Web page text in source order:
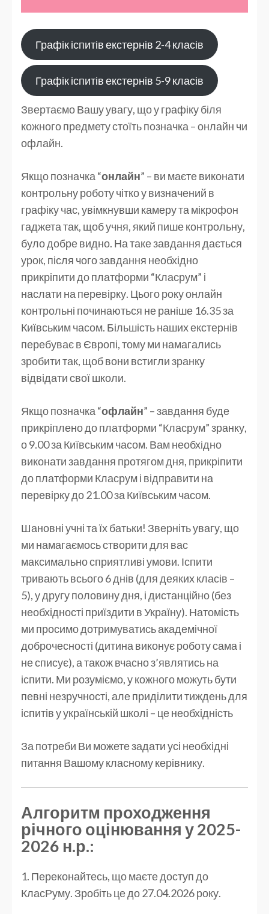
Графік іспитів екстернів 2-4 класів
Графік іспитів екстернів 5-9 класів
Звертаємо Вашу увагу, що у графіку біля
кожного предмету стоїть позначка – онлайн чи
офлайн.
Якщо позначка “онлайн” – ви маєте виконати
контрольну роботу чітко у визначений в
графіку час, увімкнувши камеру та мікрофон
гаджета так, щоб учня, який пише контрольну,
було добре видно. На таке завдання дається
урок, після чого завдання необхідно
прикріпити до платформи “Класрум” і
наслати на перевірку. Цього року онлайн
контрольні починаються не раніше 16.35 за
Київським часом. Більшість наших екстернів
перебуває в Європі, тому ми намагались
зробити так, щоб вони встигли зранку
відвідати свої школи.
Якщо позначка “офлайн” – завдання буде
прикріплено до платформи “Класрум” зранку,
о 9.00 за Київським часом. Вам необхідно
виконати завдання протягом дня, прикріпити
до платформи Класрум і відправити на
перевірку до 21.00 за Київським часом.
Шановні учні та їх батьки! Зверніть увагу, що
ми намагаємось створити для вас
максимально сприятливі умови. Іспити
тривають всього 6 днів (для деяких класів –
5), у другу половину дня, і дистанційно (без
необхідності приїздити в Україну). Натомість
ми просимо дотримуватись академічної
доброчесності (дитина виконує роботу сама і
не списує), а також вчасно з’являтись на
іспити. Ми розуміємо, у кожного можуть бути
певні незручності, але приділити тиждень для
іспитів у українській школі – це необхідність
За потреби Ви можете задати усі необхідні
питання Вашому класному керівнику.
Алгоритм проходження
річного оцінювання у 2025-
2026 н.р.:
1. Переконайтесь, що маєте доступ до
КласРуму. Зробіть це до 27.04.2026 року.